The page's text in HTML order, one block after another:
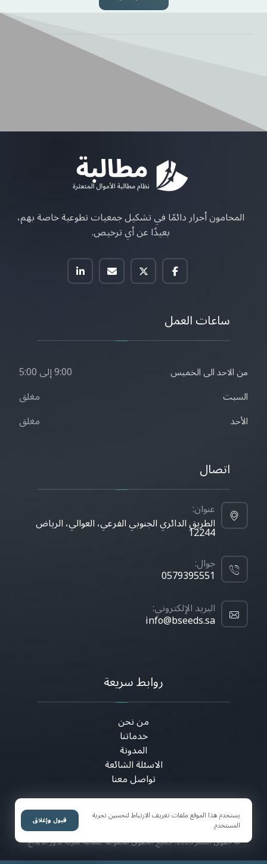
المحامون أحرار دائمًا في تشكيل جمعيات تطوعية خاصة بهم،
بعيدًا عن أي ترخيص.
ساعات العمل
من الاحد الى الخميس 9:00 إلى 5:00
السبت مغلق
الأحد مغلق
اتصال
عنوان:
الطريق الدائري الجنوبي الفرعي، العوالي، الرياض
12244
جوال:
0579395551
البريد الإلكتروني:
info@bseeds.sa
روابط سريعة
من نحن
خدماتنا
المدونة
الاسئلة الشائعة
تواصل معنا
© حقوق النشر 2026. جميع الحقوق محفوظة مطالبة شركة بذور الابداع.
يستخدم هذا الموقع ملفات تعريف الارتباط لتحسين تجربة
المستخدم. قبول وإغلاق